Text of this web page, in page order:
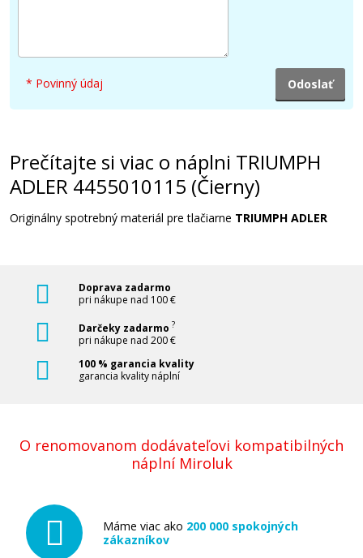
* Povinný údaj
Prečítajte si viac o náplni TRIUMPH
ADLER 4455010115 (Čierny)
Originálny spotrebný materiál pre tlačiarne TRIUMPH ADLER
Doprava zadarmo
pri nákupe nad 100 €
Darčeky zadarmo ?
pri nákupe nad 200 €
100 % garancia kvality
garancia kvality náplní
O renomovanom dodávateľovi kompatibilných
náplní Miroluk
Máme viac ako 200 000 spokojných
zákazníkov